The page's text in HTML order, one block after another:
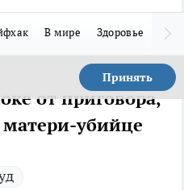
В мире Здоровье
Принять
от приговора,
убийце